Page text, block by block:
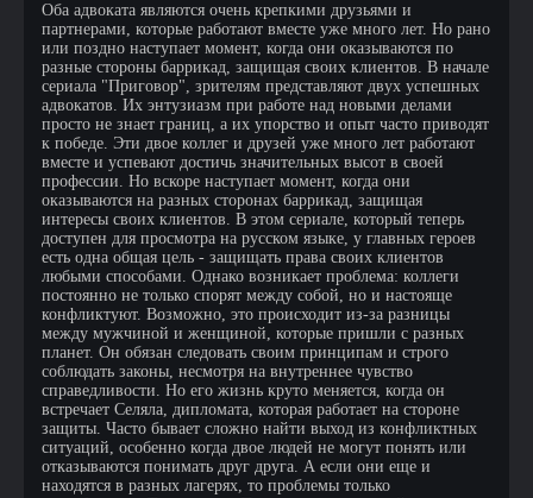
Оба адвоката являются очень крепкими друзьями и
партнерами, которые работают вместе уже много лет. Но рано
или поздно наступает момент, когда они оказываются по
разные стороны баррикад, защищая своих клиентов. В начале
сериала "Приговор", зрителям представляют двух успешных
адвокатов. Их энтузиазм при работе над новыми делами
просто не знает границ, а их упорство и опыт часто приводят
к победе. Эти двое коллег и друзей уже много лет работают
вместе и успевают достичь значительных высот в своей
профессии. Но вскоре наступает момент, когда они
оказываются на разных сторонах баррикад, защищая
интересы своих клиентов. В этом сериале, который теперь
доступен для просмотра на русском языке, у главных героев
есть одна общая цель - защищать права своих клиентов
любыми способами. Однако возникает проблема: коллеги
постоянно не только спорят между собой, но и настояще
конфликтуют. Возможно, это происходит из-за разницы
между мужчиной и женщиной, которые пришли с разных
планет. Он обязан следовать своим принципам и строго
соблюдать законы, несмотря на внутреннее чувство
справедливости. Но его жизнь круто меняется, когда он
встречает Селяла, дипломата, которая работает на стороне
защиты. Часто бывает сложно найти выход из конфликтных
ситуаций, особенно когда двое людей не могут понять или
отказываются понимать друг друга. А если они еще и
находятся в разных лагерях, то проблемы только